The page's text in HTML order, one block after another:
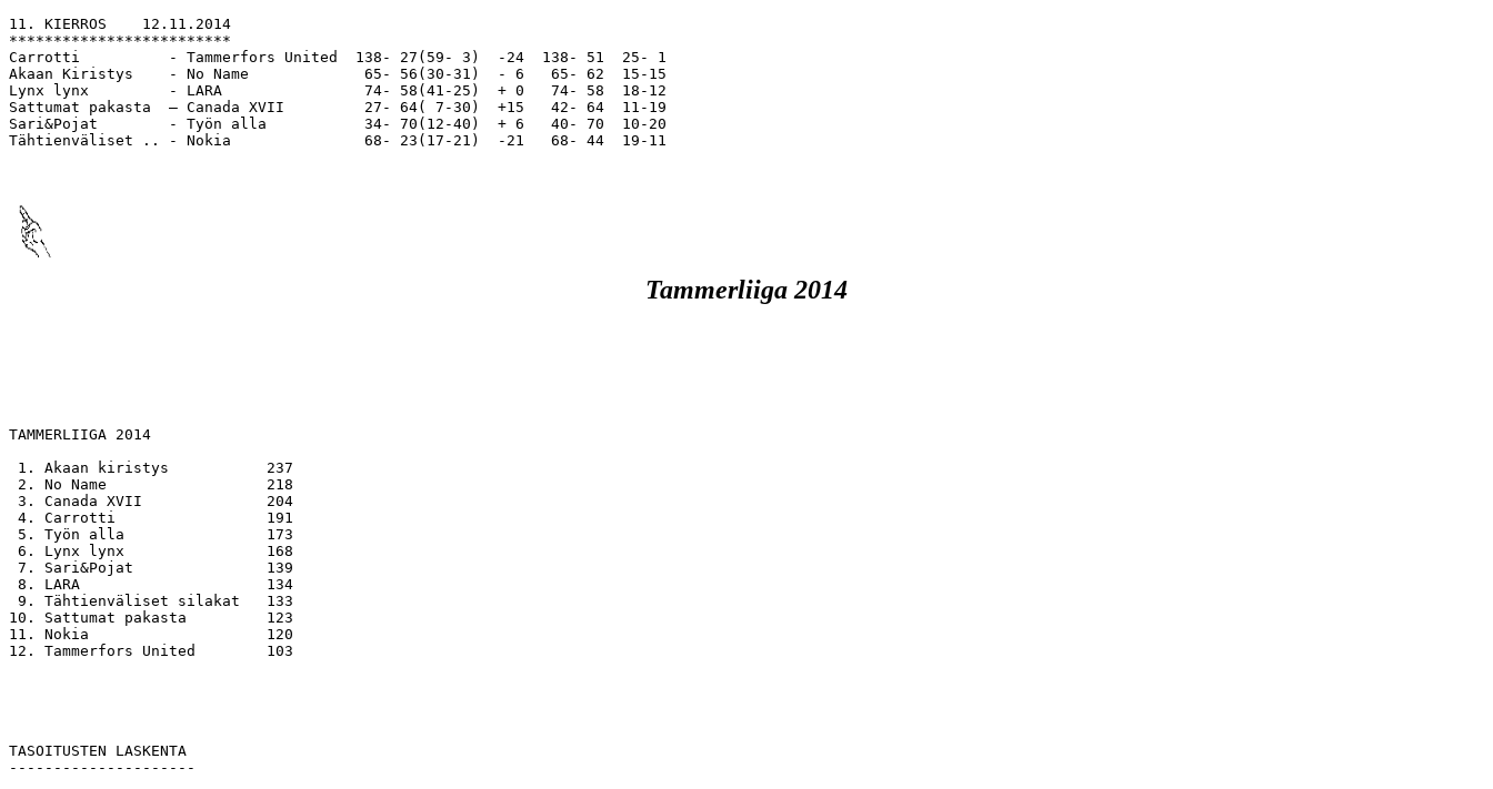
11. KIERROS    12.11.2014
*************************
Carrotti          - Tammerfors United  138- 27(59- 3)  -24  138- 51  25- 1
Akaan Kiristys    - No Name             65- 56(30-31)  - 6   65- 62  15-15
Lynx lynx         - LARA                74- 58(41-25)  + 0   74- 58  18-12
Sattumat pakasta  – Canada XVII         27- 64( 7-30)  +15   42- 64  11-19
Sari&Pojat        - Työn alla           34- 70(12-40)  + 6   40- 70  10-20
Tähtienväliset .. - Nokia               68- 23(17-21)  -21   68- 44  19-11
Tammerliiga 2014
TAMMERLIIGA 2014
1. Akaan kiristys           237
2. No Name                  218
3. Canada XVII              204
4. Carrotti                 191
5. Työn alla                173
6. Lynx lynx                168
7. Sari&Pojat               139
8. LARA                     134
9. Tähtienväliset silakat   133
10. Sattumat pakasta         123
11. Nokia                    120
12. Tammerfors United        103
TASOITUSTEN LASKENTA
---------------------